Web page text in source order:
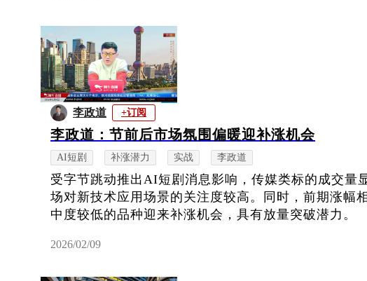
李政道 +订阅
李政道：节前后市场氛围偏暖迎补涨机会
AI短剧 补涨潜力 实战 李政道
受字节跳动推出AI短剧消息影响，传媒类标的成交量
场对新技术应用场景的关注度较高。同时，前期涨幅
中度较低的品种迎来补涨机会，具有放量突破潜力。
2026/02/09